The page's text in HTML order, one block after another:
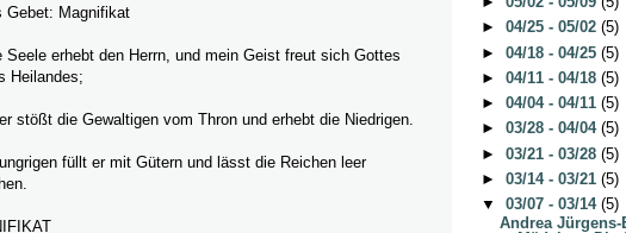
Gebet: Magnifikat
Seele erhebt den Herrn, und mein Geist freut sich Gottes
Heilandes;
stößt die Gewaltigen vom Thron und erhebt die Niedrigen.
füllt er mit Gütern und lässt die Reichen leer
► 04/25 - 05/02 (5)
► 04/18 - 04/25 (5)
► 04/11 - 04/18 (5)
► 04/04 - 04/11 (5)
► 03/28 - 04/04 (5)
► 03/21 - 03/28 (5)
► 03/14 - 03/21 (5)
▼ 03/07 - 03/14 (5)
Andrea